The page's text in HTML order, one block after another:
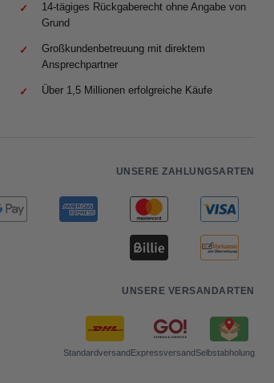
14-tägiges Rückgaberecht ohne Angabe von
Grund
Großkundenbetreuung mit direktem
Ansprechpartner
Über 1,5 Millionen erfolgreiche Käufe
UNSERE ZAHLUNGSARTEN
UNSERE VERSANDARTEN
StandardversandExpressversandSelbstabholung